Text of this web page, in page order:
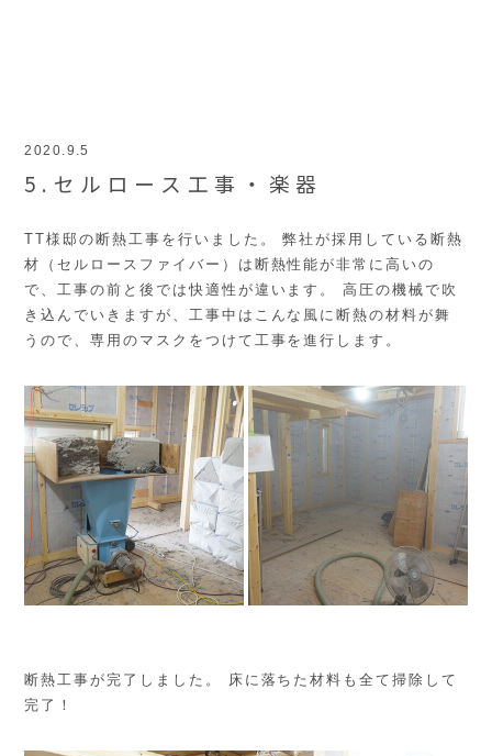
2020.9.5
5.セルロース工事・楽器
TT様邸の断熱工事を行いました。 弊社が採用している断熱
材（セルロースファイバー）は断熱性能が非常に高いの
で、工事の前と後では快適性が違います。 高圧の機械で吹
き込んでいきますが、工事中はこんな風に断熱の材料が舞
うので、専用のマスクをつけて工事を進行します。
断熱工事が完了しました。 床に落ちた材料も全て掃除して
完了！